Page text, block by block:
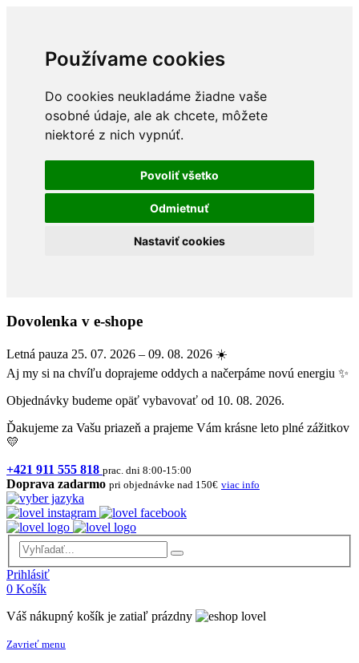
Používame cookies
Do cookies neukladáme žiadne vaše
osobné údaje, ale ak chcete, môžete
niektoré z nich vypnúť.
Povoliť všetko
Odmietnuť
Nastaviť cookies
Dovolenka v e-shope
Letná pauza 25. 07. 2026 – 09. 08. 2026 ☀️
Aj my si na chvíľu doprajeme oddych a načerpáme novú energiu ✨
Objednávky budeme opäť vybavovať od 10. 08. 2026.
Ďakujeme za Vašu priazeň a prajeme Vám krásne leto plné zážitkov
💛
+421 911 555 818 prac. dni 8:00-15:00
Doprava zadarmo pri objednávke nad 150€ viac info
Prihlásiť
0 Košík
Váš nákupný košík je zatiaľ prázdny
Zavrieť menu